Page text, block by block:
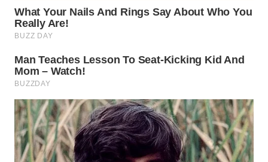
WAHANA
HEALTH
WAHANA
DESA
LAPAK
WAHANA